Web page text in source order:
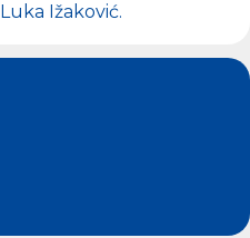
Luka Ižaković.